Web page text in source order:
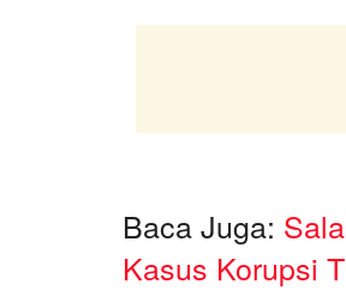
Baca Juga:
Kasus Korupsi